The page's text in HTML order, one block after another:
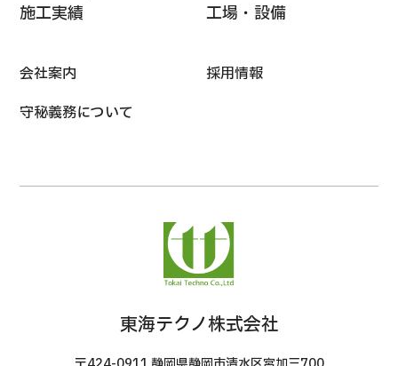
施工実績 工場・設備
会社案内
採用情報
守秘義務について
東海テクノ株式会社